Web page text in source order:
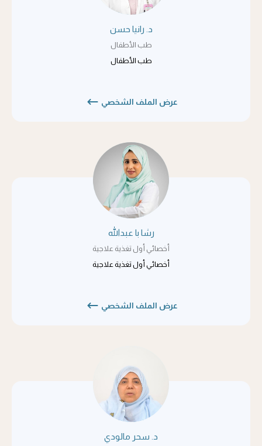
د. رانيا حسن
طب الأطفال
طب الأطفال
عرض الملف الشخصي
رشا با عبدالله
أخصائي أول تغذية علاجية
أخصائي أول تغذية علاجية
عرض الملف الشخصي
د. سحر مالودي